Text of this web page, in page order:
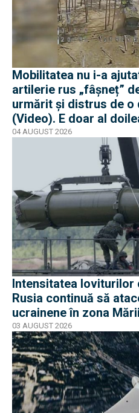
Mobilitatea nu i-a
artilerie rus „fâșneț”
urmărit și distrus de o
(Video). E doar al
război
04 AUGUST 2026
Intensitatea loviturilor
Rusia continuă să
ucrainene în zona
03 AUGUST 2026